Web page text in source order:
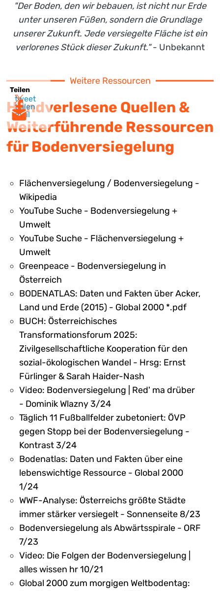
Teilen
tweet
teilen
mail
"Der Boden, den wir bebauen, ist nicht nur Erde
unter unseren Füßen, sondern die Grundlage
unserer Zukunft. Jede versiegelte Fläche ist ein
verlorenes Stück dieser Zukunft."- Unbekannt
Weitere Ressourcen
Handverlesene Quellen &
Weiterführende Ressourcen
für Bodenversiegelung
Flächenversiegelung / Bodenversiegelung -
Wikipedia
YouTube Suche - Bodenversiegelung +
Umwelt
YouTube Suche - Flächenversiegelung +
Umwelt
Greenpeace - Bodenversiegelung in
Österreich
BODENATLAS: Daten und Fakten über Acker,
Land und Erde (2015) - Global 2000 *.pdf
BUCH: Österreichisches
Transformationsforum 2025:
Zivilgesellschaftliche Kooperation für den
sozial-ökologischen Wandel - Hrsg: Ernst
Fürlinger & Sarah Haider-Nash
Video: Bodenversiegelung | Red' ma drüber
- Dominik Wlazny 3/24
Täglich 11 Fußballfelder zubetoniert: ÖVP
gegen Stopp bei der Bodenversiegelung -
Kontrast 3/24
Bodenatlas: Daten und Fakten über eine
lebenswichtige Ressource - Global 2000
1/24
WWF-Analyse: Österreichs größte Städte
immer stärker versiegelt - Sonnenseite 8/23
Bodenversiegelung als Abwärtsspirale - ORF
7/23
Video: Die Folgen der Bodenversiegelung |
alles wissen hr 10/21
Global 2000 zum morgigen Weltbodentag: